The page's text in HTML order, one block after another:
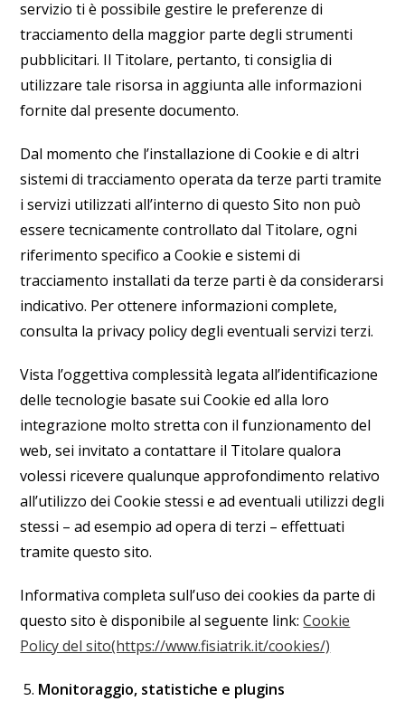
servizio ti è possibile gestire le preferenze di
tracciamento della maggior parte degli strumenti
pubblicitari. Il Titolare, pertanto, ti consiglia di
utilizzare tale risorsa in aggiunta alle informazioni
fornite dal presente documento.
Dal momento che l’installazione di Cookie e di altri
sistemi di tracciamento operata da terze parti tramite
i servizi utilizzati all’interno di questo Sito non può
essere tecnicamente controllato dal Titolare, ogni
riferimento specifico a Cookie e sistemi di
tracciamento installati da terze parti è da considerarsi
indicativo. Per ottenere informazioni complete,
consulta la privacy policy degli eventuali servizi terzi.
Vista l’oggettiva complessità legata all’identificazione
delle tecnologie basate sui Cookie ed alla loro
integrazione molto stretta con il funzionamento del
web, sei invitato a contattare il Titolare qualora
volessi ricevere qualunque approfondimento relativo
all’utilizzo dei Cookie stessi e ad eventuali utilizzi degli
stessi – ad esempio ad opera di terzi – effettuati
tramite questo sito.
Informativa completa sull’uso dei cookies da parte di
questo sito è disponibile al seguente link:Cookie
Policy del sito(https://www.fisiatrik.it/cookies/)
Monitoraggio, statistiche e plugins